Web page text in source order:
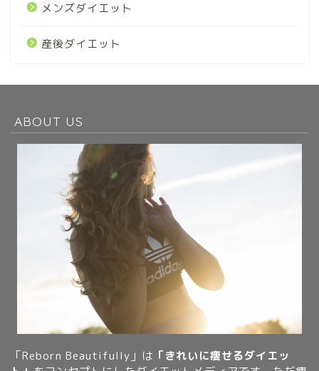
メンズダイエット
産後ダイエット
ABOUT US
「Reborn Beautifully」は 「きれいに痩せるダイエッ